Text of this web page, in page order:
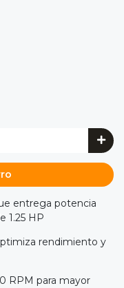
entrega potencia
1.25 HP
rendimiento y
RPM para mayor